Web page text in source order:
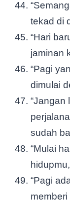
tekad di
“Hari
jaminan
“Pagi
dimulai
“Jangan
sudah
“Mulai
“Pagi